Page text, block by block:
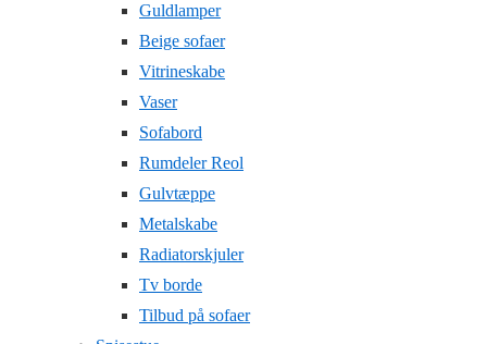
Guldlamper
Beige sofaer
Vitrineskabe
Vaser
Sofabord
Rumdeler Reol
Gulvtæppe
Metalskabe
Radiatorskjuler
Tv borde
Tilbud på sofaer